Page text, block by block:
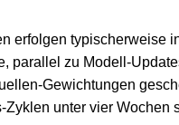
erfolgen typischerweise
parallel zu Modell-
Gewichtungen
Zyklen unter vier Wochen